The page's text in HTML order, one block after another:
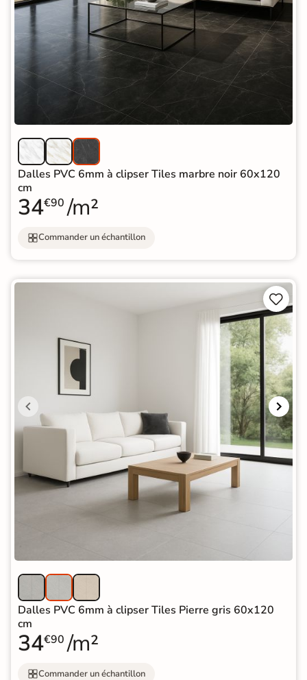
Dalles PVC 6mm à clipser Tiles marbre noir 60x120
cm
34€90 /m²
Commander un échantillon


Dalles PVC 6mm à clipser Tiles Pierre gris 60x120
cm
34€90 /m²
Commander un échantillon